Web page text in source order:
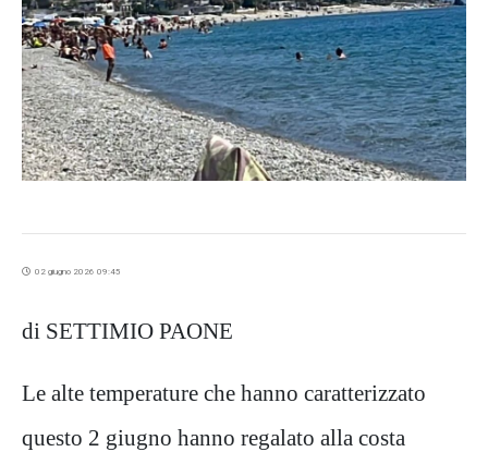
02 giugno 2026 09:45
di SETTIMIO PAONE
Le alte temperature che hanno caratterizzato
questo 2 giugno hanno regalato alla costa